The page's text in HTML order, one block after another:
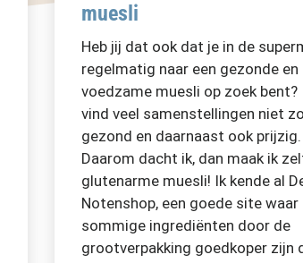
muesli
Heb jij dat ook dat je in de
regelmatig naar een gezonde en
voedzame muesli op zoek bent?
vind veel samenstellingen niet zo
gezond en daarnaast ook prijzig.
Daarom dacht ik, dan maak ik
glutenarme muesli! Ik kende al
Notenshop, een goede site waar
sommige ingrediënten door de
grootverpakking goedkoper zijn